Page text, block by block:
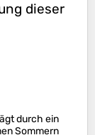
dieser
durch ein
Sommern